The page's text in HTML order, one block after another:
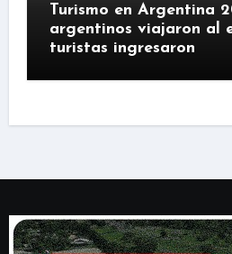
Turismo en Argentina
argentinos viajaron al
turistas ingresaron